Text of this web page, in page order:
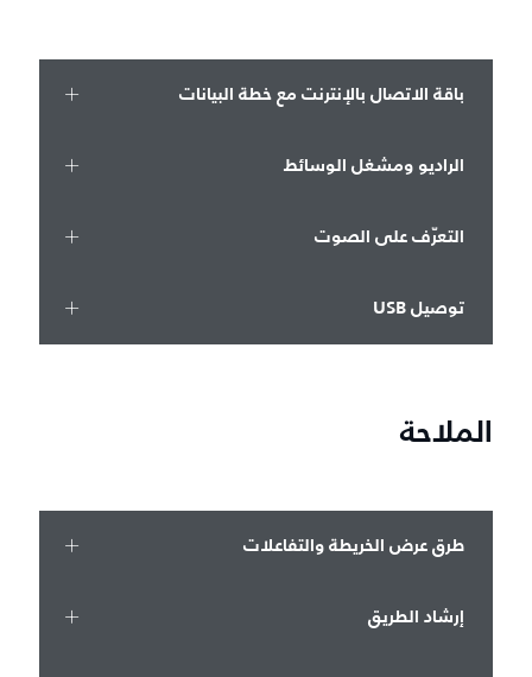
باقة الاتصال بالإنترنت مع خطة البيانات
الراديو ومشغل الوسائط
التعرّف على الصوت
توصيل USB
الملاحة
طرق عرض الخريطة والتفاعلات
إرشاد الطريق